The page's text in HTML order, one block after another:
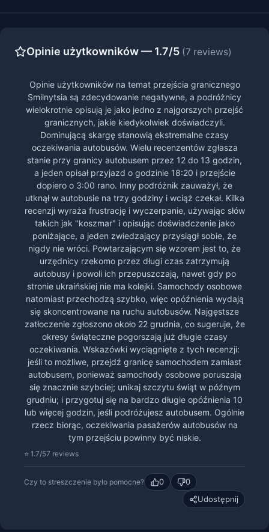
Opinie użytkowników — 1.7/5 (7 reviews)
Opinie użytkowników na temat przejścia granicznego
Smilnytsia są zdecydowanie negatywne, a podróżnicy
wielokrotnie opisują je jako jedno z najgorszych przejść
granicznych, jakie kiedykolwiek doświadczyli.
Dominującą skargę stanowią ekstremalne czasy
oczekiwania autobusów. Wielu recenzentów zgłasza
stanie przy granicy autobusem przez 12 do 13 godzin,
a jeden opisał przyjazd o godzinie 18:20 i przejście
dopiero o 3:00 rano. Inny podróżnik zauważył, że
utknął w autobusie na trzy godziny i wciąż czekał. Kilka
recenzji wyraża frustrację i wyczerpanie, używając słów
takich jak "koszmar" i opisując doświadczenie jako
poniżające, a jeden zwiedzający przysiągł sobie, że
nigdy nie wróci. Powtarzającym się wzorem jest to, że
urzędnicy rzekomo przez długi czas zatrzymują
autobusy i powoli ich przepuszczają, nawet gdy po
stronie ukraińskiej nie ma kolejki. Samochody osobowe
natomiast przechodzą szybko, więc opóźnienia wydają
się skoncentrowane na ruchu autobusów. Najgęstsze
zatłoczenie zgłoszono około 22 grudnia, co sugeruje, że
okresy świąteczne pogorszają już długie czasy
oczekiwania. Wskazówki wyciągnięte z tych recenzji:
jeśli to możliwe, przejdź granicę samochodem zamiast
autobusem, ponieważ samochody osobowe poruszają
się znacznie szybciej; unikaj szczytu świąt w późnym
grudniu; i przygotuj się na bardzo długie opóźnienia 10
lub więcej godzin, jeśli podróżujesz autobusem. Ogólnie
rzecz biorąc, oczekiwania pasażerów autobusów na
tym przejściu powinny być niskie.
⭐ 1.7/57 reviews
Czy to streszczenie było pomocne? 0
0
Udostępnij